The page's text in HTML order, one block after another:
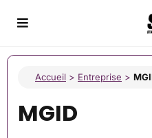
Accueil > Entreprise >
MGID